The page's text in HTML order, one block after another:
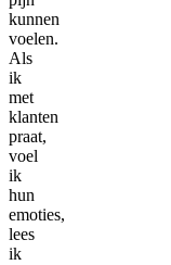
kunnen
voelen.
Als
ik
met
klanten
praat,
voel
ik
hun
emoties,
lees
ik